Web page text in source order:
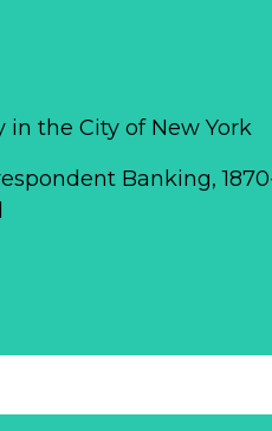
in the City of New York
Banking,